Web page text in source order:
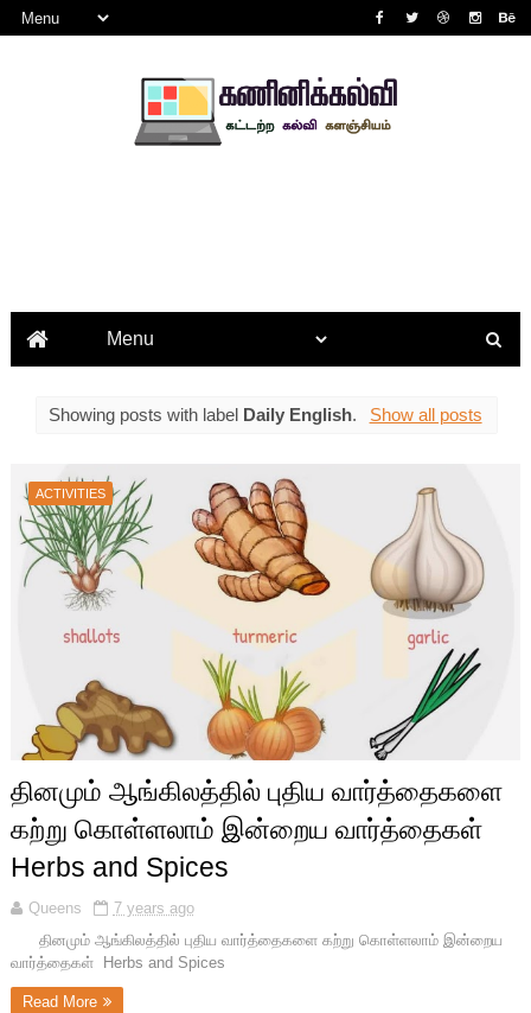
Showing posts with label Daily English. Show all posts
ACTIVITIES
தினமும் ஆங்கிலத்தில் புதிய வார்த்தைகளை
கற்று கொள்ளலாம் இன்றைய வார்த்தைகள்
Herbs and Spices
Queens
7 years ago
தினமும் ஆங்கிலத்தில் புதிய வார்த்தைகளை கற்று கொள்ளலாம் இன்றைய
வார்த்தைகள் Herbs and Spices
Read More